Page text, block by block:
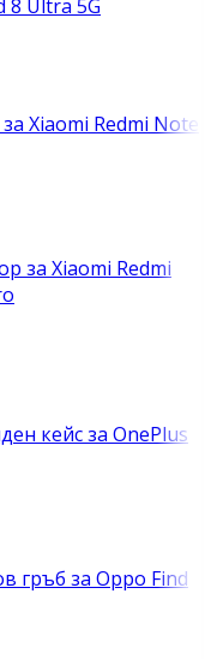
8 Ultra 5G
Xiaomi Redmi Note
за Xiaomi Redmi
кейс за OnePlus
гръб за Oppo Find